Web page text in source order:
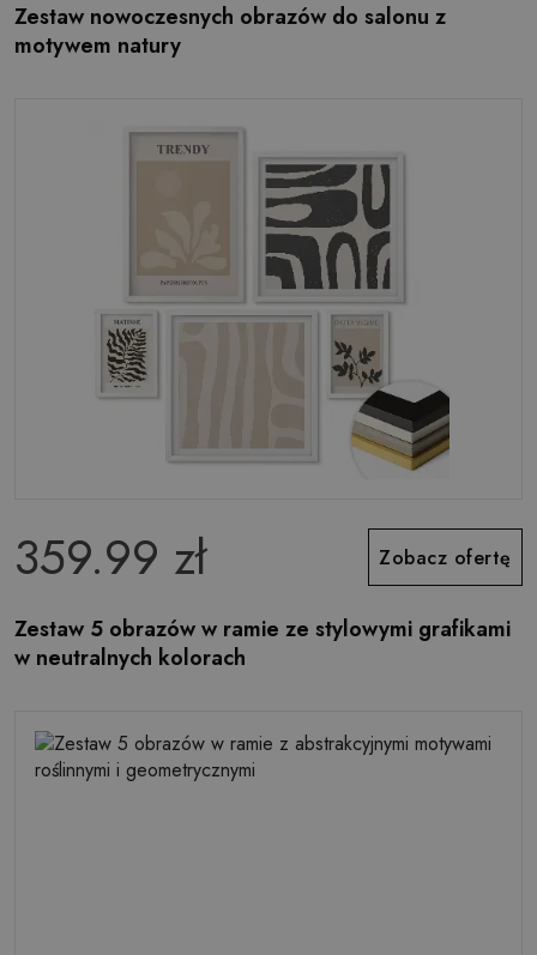
Zestaw nowoczesnych obrazów do salonu z
motywem natury
359.99 zł Zobacz ofertę
Zestaw 5 obrazów w ramie ze stylowymi grafikami
w neutralnych kolorach